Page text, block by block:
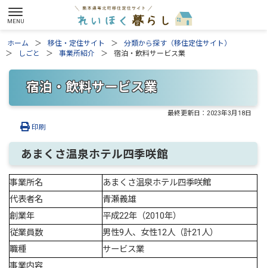
ホーム 移住・定住サイト
分類から探す（移住定住サイト）
しごと
事業所紹介 宿泊・飲料サービス業
宿泊・飲料サービス業
最終更新日：2023年3月18日
印刷
あまくさ温泉ホテル四季咲館
事業所名
あまくさ温泉ホテル四季咲館
代表者名
青瀬義雄
創業年
平成22年（2010年）
従業員数
男性9人、女性12人（計21人）
職種
サービス業
事業内容